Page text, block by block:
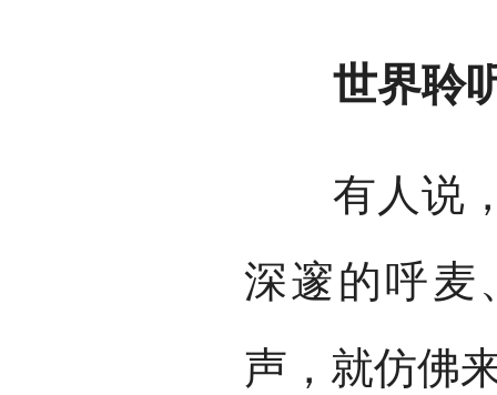
世界聆听
有人说，
深邃的呼麦
声，就仿佛